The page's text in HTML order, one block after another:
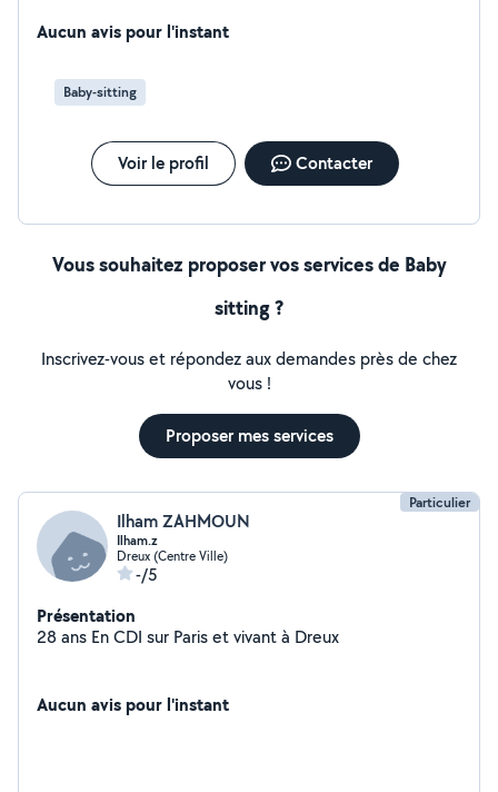
babysitting et même la couture surtout n'hésitez pas a
Aucun avis pour l'instant
Baby-sitting
Voir le profil Contacter
Vous souhaitez proposer vos services de Baby
sitting ?
Inscrivez-vous et répondez aux demandes près de chez
vous !
Proposer mes services
Particulier
Ilham ZAHMOUN
Ilham.z
Dreux (Centre Ville)
-/5
Présentation
28 ans En CDI sur Paris et vivant à Dreux
Aucun avis pour l'instant